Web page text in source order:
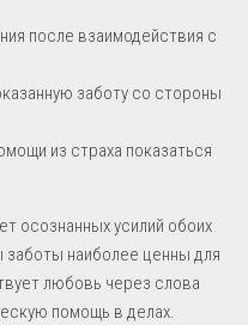
после взаимодействия с
заботу со стороны
из страха показаться
осознанных усилий обоих
наиболее ценны для
любовь через слова
помощь в делах.